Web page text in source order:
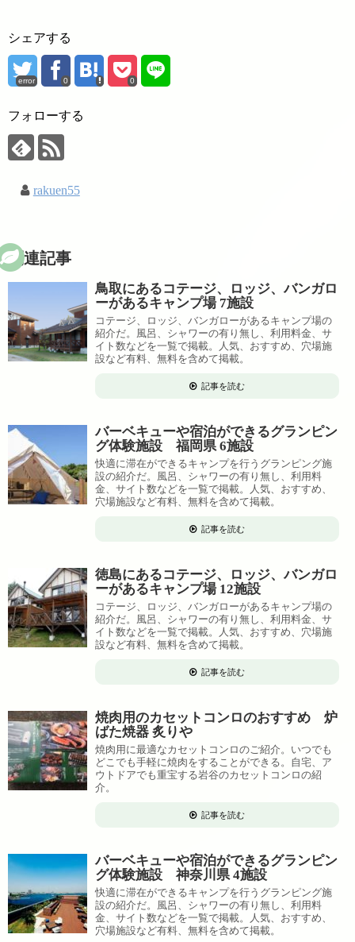
シェアする
error 0 0
フォローする
rakuen55
関連記事
鳥取にあるコテージ、ロッジ、バンガロ
ーがあるキャンプ場 7施設
コテージ、ロッジ、バンガローがあるキャンプ場の
紹介だ。風呂、シャワーの有り無し、利用料金、サ
イト数などを一覧で掲載。人気、おすすめ、穴場施
設など有料、無料を含めて掲載。
記事を読む
バーベキューや宿泊ができるグランピン
グ体験施設 福岡県 6施設
快適に滞在ができるキャンプを行うグランピング施
設の紹介だ。風呂、シャワーの有り無し、利用料
金、サイト数などを一覧で掲載。人気、おすすめ、
穴場施設など有料、無料を含めて掲載。
記事を読む
徳島にあるコテージ、ロッジ、バンガロ
ーがあるキャンプ場 12施設
コテージ、ロッジ、バンガローがあるキャンプ場の
紹介だ。風呂、シャワーの有り無し、利用料金、サ
イト数などを一覧で掲載。人気、おすすめ、穴場施
設など有料、無料を含めて掲載。
記事を読む
焼肉用のカセットコンロのおすすめ 炉
ばた焼器 炙りや
焼肉用に最適なカセットコンロのご紹介。いつでも
どこでも手軽に焼肉をすることができる。自宅、ア
ウトドアでも重宝する岩谷のカセットコンロの紹
介。
記事を読む
バーベキューや宿泊ができるグランピン
グ体験施設 神奈川県 4施設
快適に滞在ができるキャンプを行うグランピング施
設の紹介だ。風呂、シャワーの有り無し、利用料
金、サイト数などを一覧で掲載。人気、おすすめ、
穴場施設など有料、無料を含めて掲載。